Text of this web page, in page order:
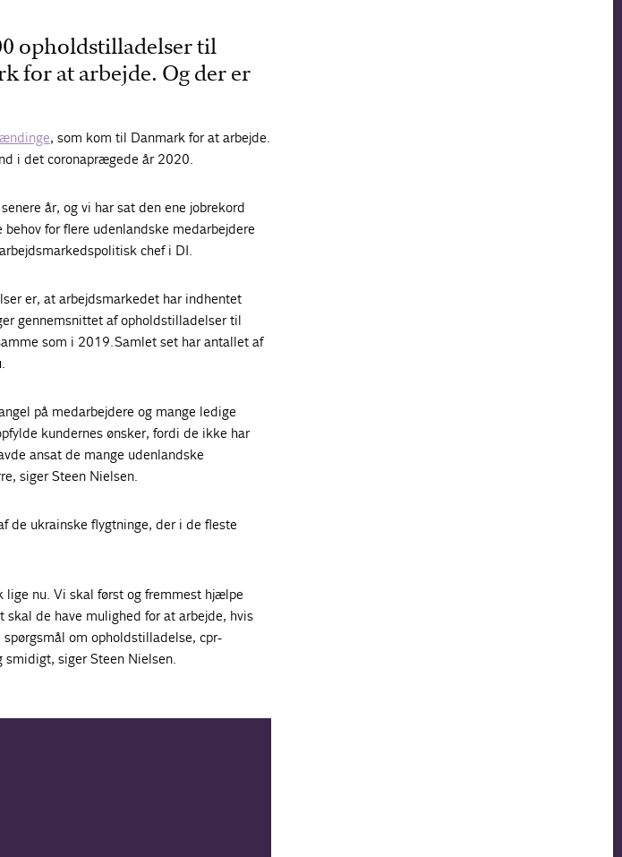
opholdstilladelser til
for at arbejde. Og der er
, som kom til Danmark for at arbejde.
i det coronaprægede år 2020.
år, og vi har sat den ene jobrekord
for flere udenlandske medarbejdere
chef i DI.
er, at arbejdsmarkedet har indhentet
gennemsnittet af opholdstilladelser til
som i 2019. Samlet set har antallet af
på medarbejdere og mange ledige
kundernes ønsker, fordi de ikke har
ansat de mange udenlandske
siger Steen Nielsen.
de ukrainske flygtninge, der i de fleste
nu. Vi skal først og fremmest hjælpe
de have mulighed for at arbejde, hvis
om opholdstilladelse, cpr-
siger Steen Nielsen.